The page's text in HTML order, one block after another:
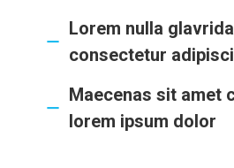
Lorem nulla
consectetur
Maecenas sit amet
lorem ipsum dolor